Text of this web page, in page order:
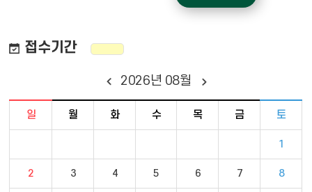
접수기간
2026년 08월
일 월 화 수 목 금 토
1
2 3 4 5 6 7 8